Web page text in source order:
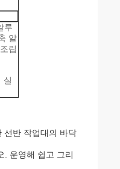
루
알
립
실
선반 작업대의 바닥
. 운영해 쉽고 그리